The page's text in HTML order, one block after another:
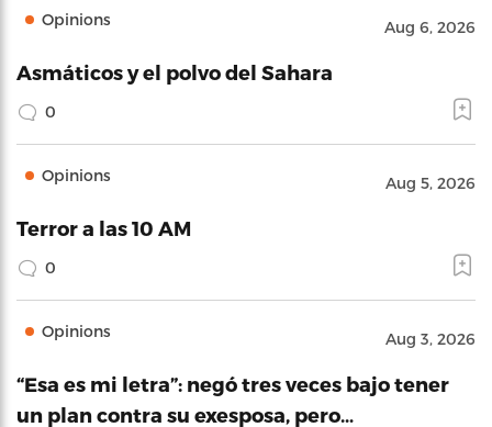
Opinions Aug 6, 2026
Asmáticos y el polvo del Sahara
0
Opinions Aug 5, 2026
Terror a las 10 AM
0
Opinions Aug 3, 2026
“Esa es mi letra”: negó tres veces bajo tener
un plan contra su exesposa, pero…